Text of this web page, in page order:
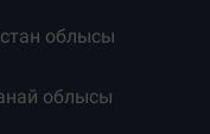
облысы
облысы